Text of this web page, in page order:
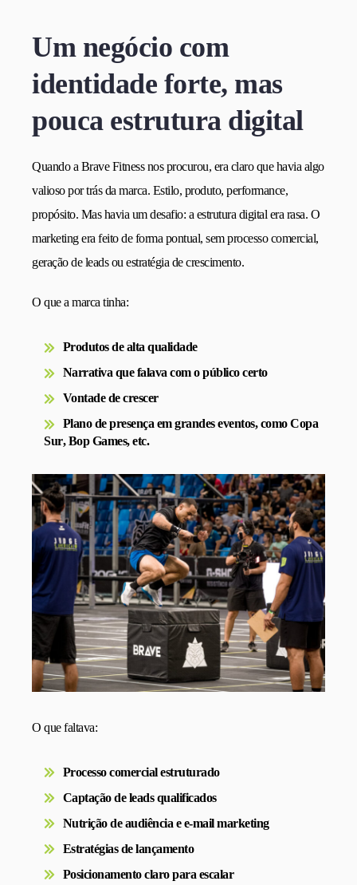
Um negócio com
identidade forte, mas
pouca estrutura digital
Quando a Brave Fitness nos procurou, era claro que havia algo
valioso por trás da marca. Estilo, produto, performance,
propósito. Mas havia um desafio: a estrutura digital era rasa. O
marketing era feito de forma pontual, sem processo comercial,
geração de leads ou estratégia de crescimento.
O que a marca tinha:
Produtos de alta qualidade
Narrativa que falava com o público certo
Vontade de crescer
Plano de presença em grandes eventos, comoCopa
Sur,Bop Games, etc.
O que faltava:
Processo comercial estruturado
Captação de leads qualificados
Nutrição de audiência e e-mail marketing
Estratégias de lançamento
Posicionamento claro para escalar